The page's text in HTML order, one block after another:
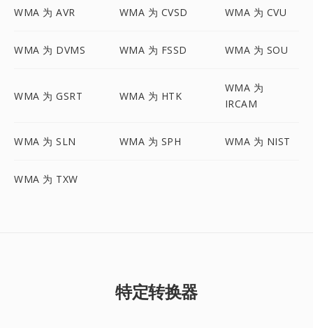
WMA 为 AVR WMA 为 CVSD WMA 为 CVU
WMA 为 DVMS WMA 为 FSSD WMA 为 SOU
WMA 为 GSRT WMA 为 HTK
WMA 为
IRCAM
WMA 为 SLN WMA 为 SPH WMA 为 NIST
WMA 为 TXW
特定转换器